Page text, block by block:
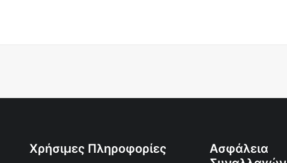
Χρήσιμες Πληροφορίες
Ασφάλεια